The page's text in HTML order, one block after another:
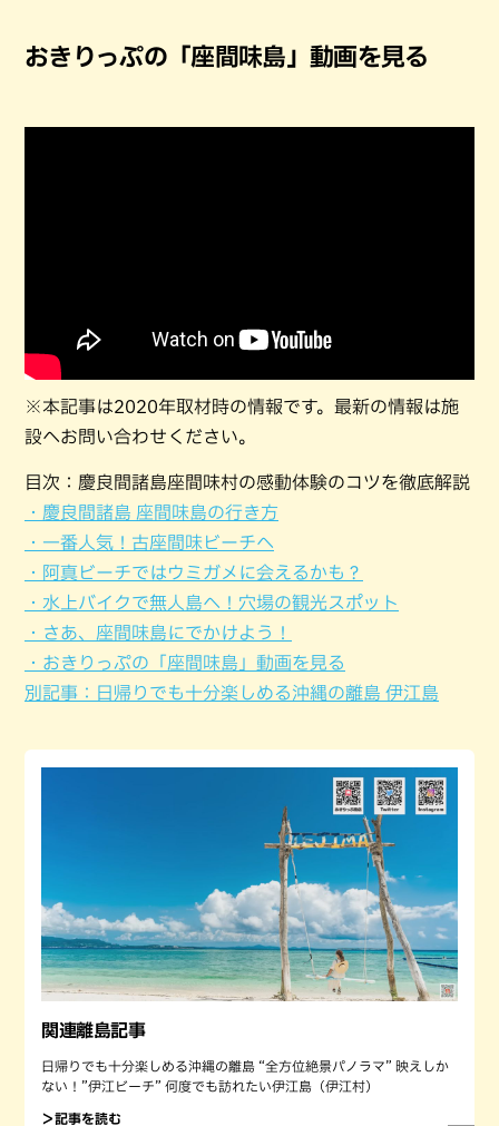
おきりっぷの「座間味島」動画を見る
※本記事は2020年取材時の情報です。最新の情報は施
設へお問い合わせください。
目次：慶良間諸島座間味村の感動体験のコツを徹底解説
・慶良間諸島 座間味島の行き方
・一番人気！古座間味ビーチへ
・阿真ビーチではウミガメに会えるかも？
・水上バイクで無人島へ！穴場の観光スポット
・さあ、座間味島にでかけよう！
・おきりっぷの「座間味島」動画を見る
別記事：日帰りでも十分楽しめる沖縄の離島 伊江島
関連離島記事
日帰りでも十分楽しめる沖縄の離島 “全方位絶景パノラマ” 映えしか
ない！”伊江ビーチ” 何度でも訪れたい伊江島（伊江村）
＞記事を読む